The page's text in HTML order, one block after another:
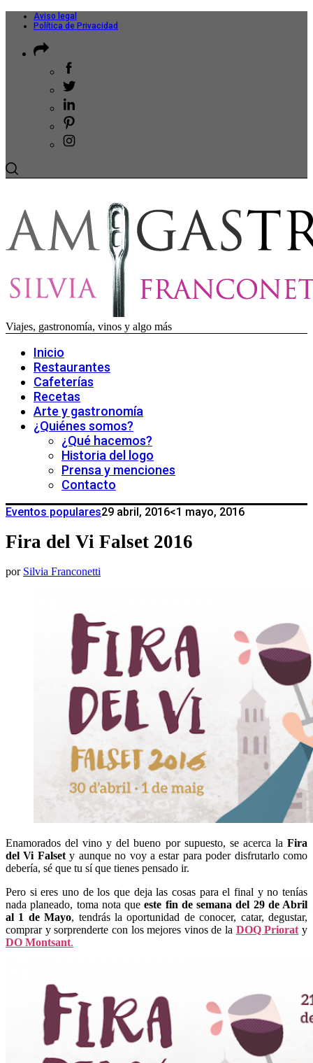
Aviso legal
Política de Privacidad
Viajes, gastronomía, vinos y algo más
Inicio
Restaurantes
Cafeterías
Recetas
Arte y gastronomía
¿Quiénes somos?
¿Qué hacemos?
Historia del logo
Prensa y menciones
Contacto
Eventos populares29 abril, 2016<1 mayo, 2016
Fira del Vi Falset 2016
por Silvia Franconetti
Enamorados del vino y del bueno por supuesto, se acerca la Fira
del Vi Falsety aunque no voy a estar para poder disfrutarlo como
debería, sé que tu sí que tienes pensado ir.
Pero si eres uno de los que deja las cosas para el final y no tenías
nada planeado, toma nota que este fin de semana del 29 de Abril
al 1 de Mayo, tendrás la oportunidad de conocer, catar, degustar,
comprar y sorprenderte con los mejores vinos de la DOQ Prioraty
DO Montsant.